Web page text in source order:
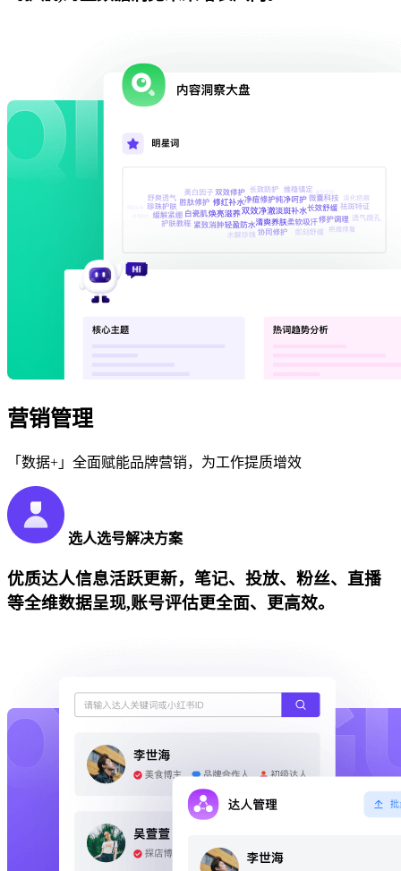
营销管理
「数据+」全面赋能品牌营销，为工作提质增效
选人选号解决方案
优质达人信息活跃更新，笔记、投放、粉丝、直播
等全维数据呈现,账号评估更全面、更高效。